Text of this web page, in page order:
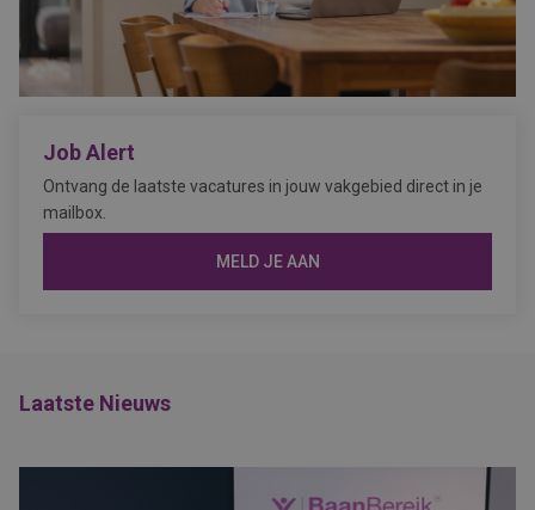
Job Alert
Ontvang de laatste vacatures in jouw vakgebied direct in je
mailbox.
MELD JE AAN
Laatste Nieuws